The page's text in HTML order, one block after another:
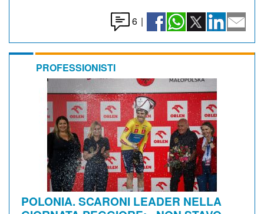
6 |
PROFESSIONISTI
POLONIA. SCARONI LEADER NELLA